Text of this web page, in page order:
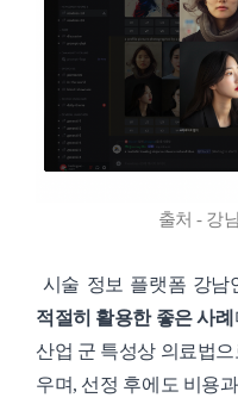
출처 - 강
시술 정보 플랫폼 강남
적절히 활용한 좋은 사례
산업 군 특성상 의료법
우며, 선정 후에도 비용